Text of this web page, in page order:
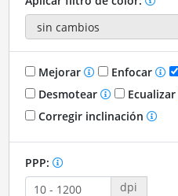
Mejorar Enfocar
Desmotear
Ecualizar
Corregir inclinación
PPP:
dpi